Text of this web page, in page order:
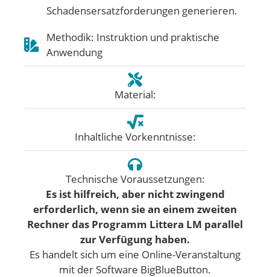
Schadensersatzforderungen generieren.
Methodik: Instruktion und praktische
Anwendung
Material:
Inhaltliche Vorkenntnisse:
Technische Voraussetzungen:
Es ist hilfreich, aber nicht zwingend
erforderlich, wenn sie an einem zweiten
Rechner das Programm Littera LM parallel
zur Verfügung haben.
Es handelt sich um eine Online-Veranstaltung
mit der Software BigBlueButton.